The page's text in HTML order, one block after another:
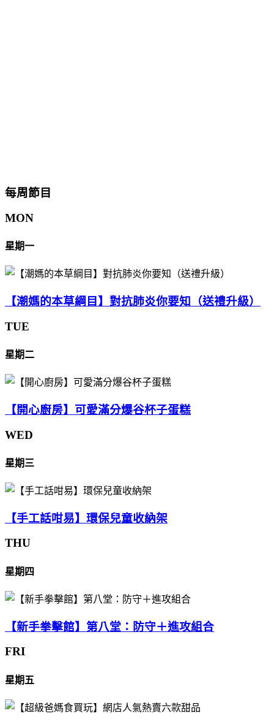
每周節目
MON
星期一
【潮媽的本草綱目】對抗肺炎你要知（送禮升級）
TUE
星期二
【開心廚房】可愛滿分爆谷杯子蛋糕
WED
星期三
【手工話咁易】環保兒童收納架
THU
星期四
【新手拳擊館】第八堂：防守＋進攻組合
FRI
星期五